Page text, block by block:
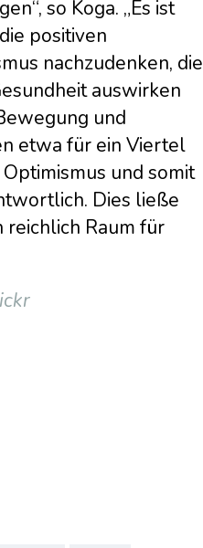
so Koga. „Es ist
positiven
nachzudenken, die
auswirken
und
etwa für ein Viertel
und somit
Dies ließe
reichlich Raum für